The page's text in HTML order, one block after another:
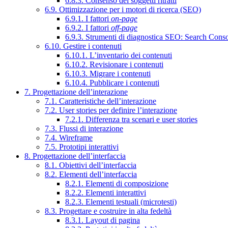
6.9. Ottimizzazione per i motori di ricerca (SEO)
6.9.1. I fattori on-page
6.9.2. I fattori off-page
6.9.3. Strumenti di diagnostica SEO: Search
6.10. Gestire i contenuti
6.10.1. L’inventario dei contenuti
6.10.2. Revisionare i contenuti
6.10.3. Migrare i contenuti
6.10.4. Pubblicare i contenuti
7. Progettazione dell’interazione
7.1. Caratteristiche dell’interazione
7.2. User stories per definire l’interazione
7.2.1. Differenza tra scenari e user stories
7.3. Flussi di interazione
7.4. Wireframe
7.5. Prototipi interattivi
8. Progettazione dell’interfaccia
8.1. Obiettivi dell’interfaccia
8.2. Elementi dell’interfaccia
8.2.1. Elementi di composizione
8.2.2. Elementi interattivi
8.2.3. Elementi testuali (microtesti)
8.3. Progettare e costruire in alta fedeltà
8.3.1. Layout di pagina